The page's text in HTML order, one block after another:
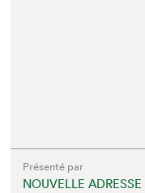
Présenté par
NOUVELLE ADRESSE